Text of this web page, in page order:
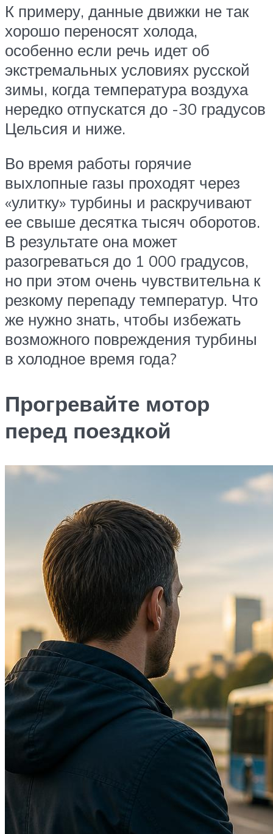
К примеру, данные движки не так
хорошо переносят холода,
особенно если речь идет об
экстремальных условиях русской
зимы, когда температура воздуха
нередко отпускатся до -30 градусов
Цельсия и ниже.
Во время работы горячие
выхлопные газы проходят через
«улитку» турбины и раскручивают
ее свыше десятка тысяч оборотов.
В результате она может
разогреваться до 1 000 градусов,
но при этом очень чувствительна к
резкому перепаду температур. Что
же нужно знать, чтобы избежать
возможного повреждения турбины
в холодное время года?
Прогревайте мотор
перед поездкой